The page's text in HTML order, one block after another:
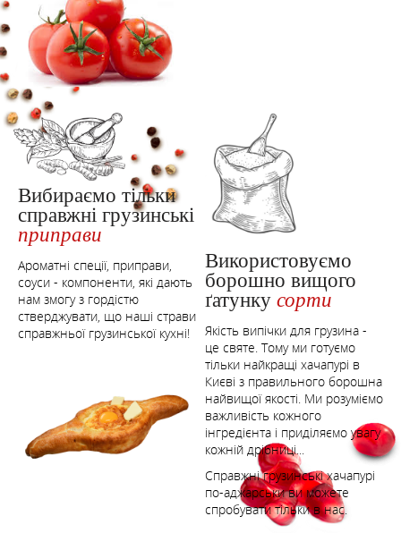
Вибираємо тільки
справжні грузинські
приправи
Ароматні спеції, приправи,
соуси - компоненти, які дають
нам змогу з гордістю
стверджувати, що наші страви
справжньої грузинської кухні!
Використовуємо
борошно вищого
ґатунку сорти
Якість випічки для грузина -
це святе. Тому ми готуємо
тільки найкращі хачапурі в
Києві з правильного борошна
найвищої якості. Ми розуміємо
важливість кожного
інгредієнта і приділяємо увагу
кожній дрібниці...
Справжні грузинські хачапурі
по-аджарськи ви можете
спробувати тільки в нас.